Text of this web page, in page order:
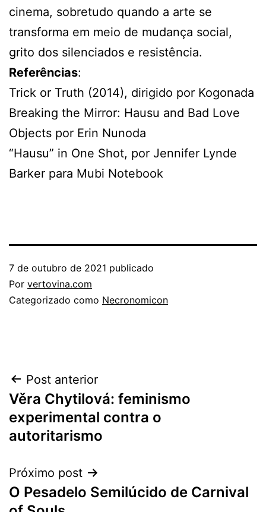
cinema, sobretudo quando a arte se
transforma em meio de mudança social,
grito dos silenciados e resistência.
Referências:
Trick or Truth (2014), dirigido por Kogonada
Breaking the Mirror: Hausu and Bad Love
Objects por Erin Nunoda
“Hausu” in One Shot, por Jennifer Lynde
Barker para Mubi Notebook
7 de outubro de 2021 publicado
Por vertovina.com
Categorizado como Necronomicon
Navegação
de
Post
Post anterior
Věra Chytilová: feminismo
experimental contra o
autoritarismo
Próximo post
O Pesadelo Semilúcido de Carnival